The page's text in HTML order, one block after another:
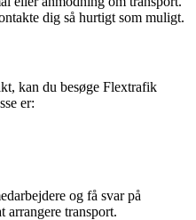
dig så hurtigt som muligt.
kan du besøge Flextrafik
er:
og få svar på
arrangere transport.